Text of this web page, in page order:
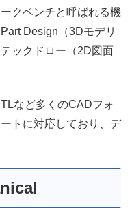
クベンチと呼ばれる機
Design（3Dモデリ
ックドロー（2D図面
など多くのCADフォ
トに対応しており、デ